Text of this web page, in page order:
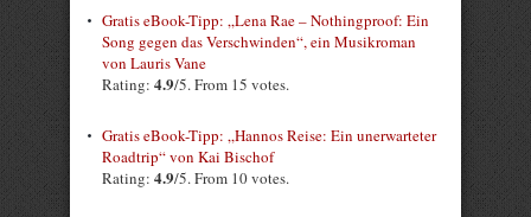
Gratis eBook-Tipp: „Lena Rae – Nothingproof: Ein
Song gegen das Verschwinden“, ein Musikroman
von Lauris Vane
Rating: 4.9/5. From 15 votes.
Gratis eBook-Tipp: „Hannos Reise: Ein unerwarteter
Roadtrip“ von Kai Bischof
Rating: 4.9/5. From 10 votes.